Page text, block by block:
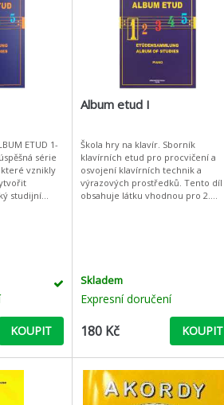
série
vznikly
studijní
KOUPIT
Album etud I
Škola hry na klavír. Sborník
klavírních etud pro procvičení a
osvojení klavírních technik a
výrazových prostředků. Tento díl
obsahuje látku vhodnou pro 2.
Skladem
Expresní doručení
180 Kč KOUPIT